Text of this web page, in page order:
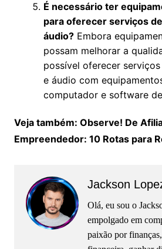
É necessário ter
para oferecer serviços
áudio?Embora
possam melhorar a
possível oferecer
e áudio com
computador e software
Veja também: Observe! De
Empreendedor: 10 Rotas para
Jackson
Olá, eu sou o
empolgado em
paixão por